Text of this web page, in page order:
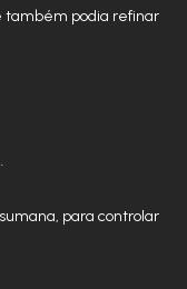
também podia refinar
para controlar